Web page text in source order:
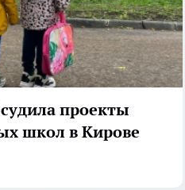
проекты
школ в Кирове